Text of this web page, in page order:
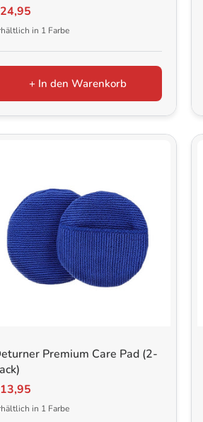
in 1 Farbe
+ In den Warenkorb
Premium Care Pad (2-
in 1 Farbe